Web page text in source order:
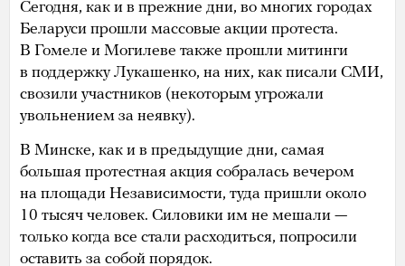
Сегодня, как и в прежние дни, во многих городах
Беларуси прошли массовые акции протеста.
В Гомеле и Могилеве также прошли митинги
в поддержку Лукашенко, на них, как писали СМИ,
свозили участников (некоторым угрожали
увольнением за неявку).
В Минске, как и в предыдущие дни, самая
большая протестная акция собралась вечером
на площади Независимости, туда пришли около
10 тысяч человек. Силовики им не мешали —
только когда все стали расходиться, попросили
оставить за собой порядок.